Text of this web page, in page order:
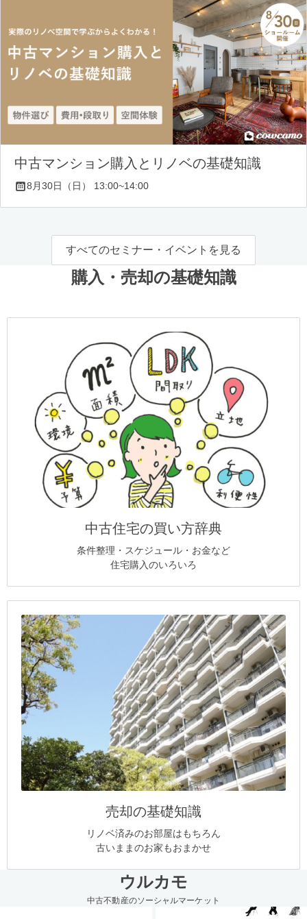
中古マンション購入とリノベの基礎知識
8月30日（日） 13:00~14:00
すべてのセミナー・イベントを見る
購入・売却の基礎知識
中古住宅の買い方辞典
条件整理・スケジュール・お金など
住宅購入のいろいろ
売却の基礎知識
リノベ済みのお部屋はもちろん
古いままのお家もおまかせ
ウルカモ
中古不動産のソーシャルマーケット